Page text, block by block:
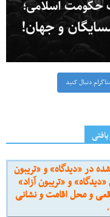
دنبال کنید
در «دیدگاه» و «تریبون
و «تریبون آزاد»
و محل اقامت و نشانی